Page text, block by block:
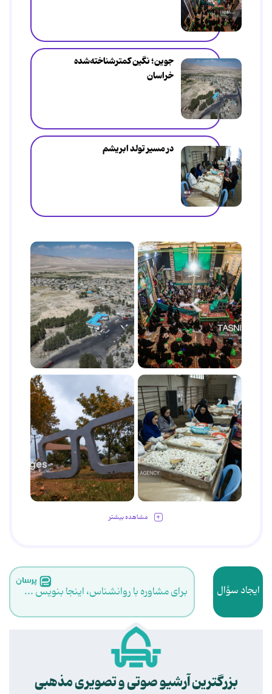
جوین؛ نگین کمترشناخته‌شده
خراسان
در مسیر تولد ابریشم
مشاهده بیشتر
ایجاد سؤال برای مشاوره با روانشناس، اینجا بنویس ...
.
بزرگترین آرشیو صوتی و تصویری مذهبی